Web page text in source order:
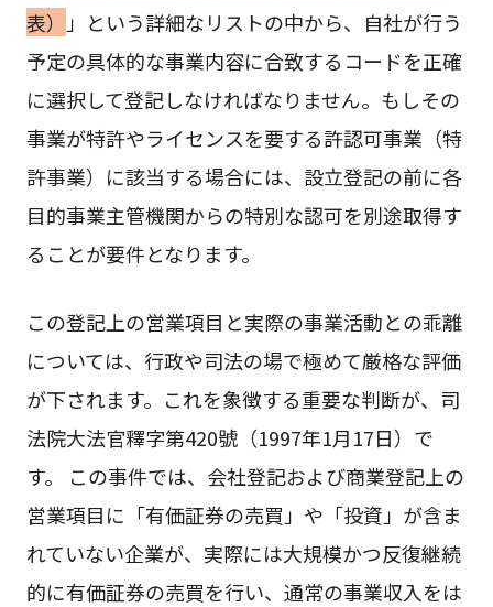
表）
」という詳細なリストの中から、自社が行う
予定の具体的な事業内容に合致するコードを正確
に選択して登記しなければなりません。もしその
事業が特許やライセンスを要する許認可事業（特
許事業）に該当する場合には、設立登記の前に各
目的事業主管機関からの特別な認可を別途取得す
ることが要件となります。
この登記上の営業項目と実際の事業活動との乖離
については、行政や司法の場で極めて厳格な評価
が下されます。これを象徴する重要な判断が、司
法院大法官釋字第420號（1997年1月17日）で
す。 この事件では、会社登記および商業登記上の
営業項目に「有価証券の売買」や「投資」が含ま
れていない企業が、実際には大規模かつ反復継続
的に有価証券の売買を行い、通常の事業収入をは